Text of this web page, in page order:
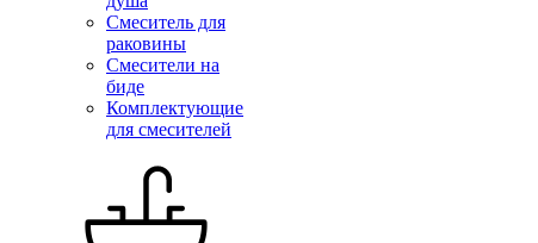
Смеситель для
раковины
Смесители на
биде
Комплектующие
для смесителей